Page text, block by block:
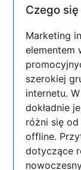
Czego
Marketing
elementem
szerokiej
internetu.
dokładnie
różni się
offline.
dotyczące